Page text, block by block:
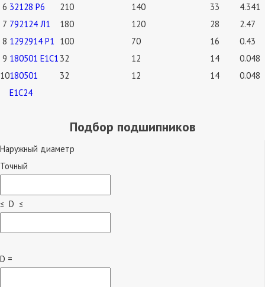
6 32128 Р6 210 140 33
4.341
7 792124 Л1 180 120 28
2.47
8 1292914 Р1 100 70 16
0.43
9 180501 Е1С1 32 12 14
0.048
10180501
Е1С24
32 12 14 0.048
Подбор подшипников
Наружный диаметр
Точный
≤ D ≤
D =